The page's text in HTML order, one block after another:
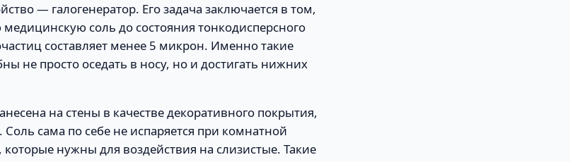
— галогенератор. Его задача заключается в том,
соль до состояния тонкодисперсного
составляет менее 5 микрон. Именно такие
не просто оседать в носу, но и достигать нижних
на стены в качестве декоративного покрытия,
сама по себе не испаряется при комнатной
которые нужны для воздействия на слизистые. Такие